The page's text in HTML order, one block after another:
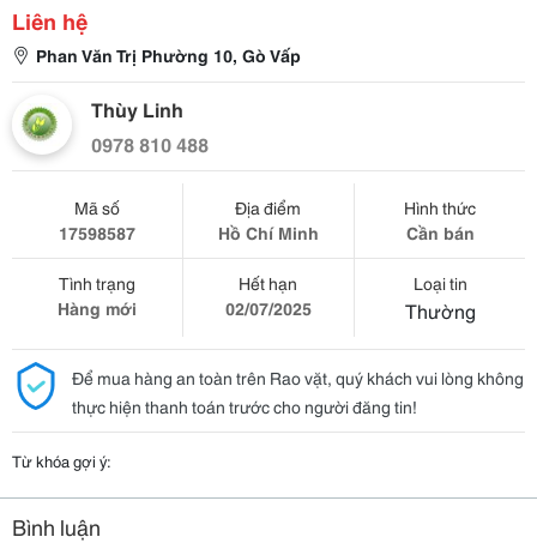
Liên hệ
Phan Văn Trị Phường 10, Gò Vấp
Thùy Linh
0978 810 488
Mã số
17598587
Địa điểm
Hồ Chí Minh
Hình thức
Cần bán
Tình trạng
Hàng mới
Hết hạn
02/07/2025
Loại tin
Thường
Để mua hàng an toàn trên Rao vặt, quý khách vui lòng không
thực hiện thanh toán trước cho người đăng tin!
Từ khóa gợi ý:
Bình luận